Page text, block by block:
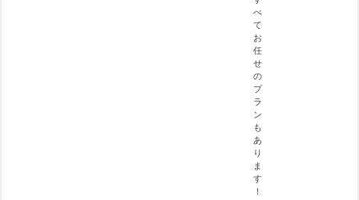
べ
て
お
任
せ
の
プ
ラ
ン
も
あ
り
ま
す
！